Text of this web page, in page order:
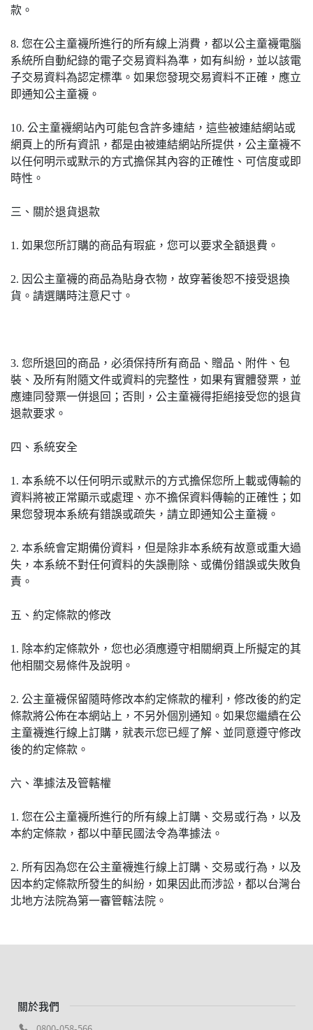
款。
8. 您在公主童襪所進行的所有線上消費，都以公主童襪電腦
系統所自動紀錄的電子交易資料為準，如有糾紛，並以該電
子交易資料為認定標準。如果您發現交易資料不正確，應立
即通知公主童襪。
10. 公主童襪網站內可能包含許多連結，這些被連結網站或
網頁上的所有資訊，都是由被連結網站所提供，公主童襪不
以任何明示或默示的方式擔保其內容的正確性、可信度或即
時性。
三、關於退貨退款
1. 如果您所訂購的商品有瑕疵，您可以要求全額退費。
2. 因公主童襪的商品為貼身衣物 ， 故穿著後恕不接受退換
貨 。請選購時注意尺寸。
3. 您所退回的商品，必須保持所有商品、贈品、附件、包
裝、及所有附隨文件或資料的完整性，如果有實體發票，並
應連同發票一併退回；否則，公主童襪得拒絕接受您的退貨
退款要求。
四、系統安全
1. 本系統不以任何明示或默示的方式擔保您所上載或傳輸的
資料將被正常顯示或處理、亦不擔保資料傳輸的正確性；如
果您發現本系統有錯誤或疏失，請立即通知公主童襪。
2. 本系統會定期備份資料，但是除非本系統有故意或重大過
失，本系統不對任何資料的失誤刪除、或備份錯誤或失敗負
責。
五、約定條款的修改
1. 除本約定條款外，您也必須應遵守相關網頁上所擬定的其
他相關交易條件及說明。
2. 公主童襪保留隨時修改本約定條款的權利，修改後的約定
條款將公佈在本網站上，不另外個別通知。如果您繼續在公
主童襪進行線上訂購，就表示您已經了解、並同意遵守修改
後的約定條款。
六、準據法及管轄權
1. 您在公主童襪所進行的所有線上訂購、交易或行為，以及
本約定條款，都以中華民國法令為準據法。
2. 所有因為您在公主童襪進行線上訂購、交易或行為，以及
因本約定條款所發生的糾紛，如果因此而涉訟，都以台灣台
北地方法院為第一審管轄法院。
關於我們